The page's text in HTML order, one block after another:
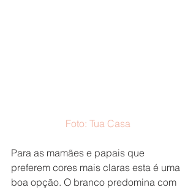
Foto: Tua Casa
Para as mamães e papais que
preferem cores mais claras esta é uma
boa opção. O branco predomina com